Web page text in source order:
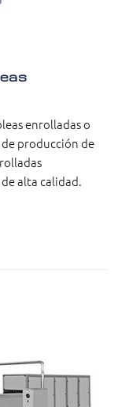
enrolladas o
de producción de
alta calidad.